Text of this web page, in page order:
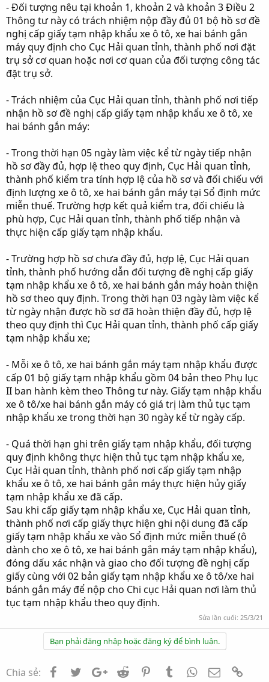
- Đối tượng nêu tại khoản 1, khoản 2 và khoản 3 Điều 2
Thông tư này có trách nhiệm nộp đầy đủ 01 bộ hồ sơ đề
nghị cấp giấy tạm nhập khẩu xe ô tô, xe hai bánh gắn
máy quy định cho Cục Hải quan tỉnh, thành phố nơi đặt
trụ sở cơ quan hoặc nơi cơ quan của đối tượng công tác
đặt trụ sở.
- Trách nhiệm của Cục Hải quan tỉnh, thành phố nơi tiếp
nhận hồ sơ đề nghị cấp giấy tạm nhập khẩu xe ô tô, xe
hai bánh gắn máy:
- Trong thời hạn 05 ngày làm việc kể từ ngày tiếp nhận
hồ sơ đầy đủ, hợp lệ theo quy định, Cục Hải quan tỉnh,
thành phố kiểm tra tính hợp lệ của hồ sơ và đối chiếu với
định lượng xe ô tô, xe hai bánh gắn máy tại Sổ định mức
miễn thuế. Trường hợp kết quả kiểm tra, đối chiếu là
phù hợp, Cục Hải quan tỉnh, thành phố tiếp nhận và
thực hiện cấp giấy tạm nhập khẩu.
- Trường hợp hồ sơ chưa đầy đủ, hợp lệ, Cục Hải quan
tỉnh, thành phố hướng dẫn đối tượng đề nghị cấp giấy
tạm nhập khẩu xe ô tô, xe hai bánh gắn máy hoàn thiện
hồ sơ theo quy định. Trong thời hạn 03 ngày làm việc kể
từ ngày nhận được hồ sơ đã hoàn thiện đầy đủ, hợp lệ
theo quy định thì Cục Hải quan tỉnh, thành phố cấp giấy
tạm nhập khẩu xe;
- Mỗi xe ô tô, xe hai bánh gắn máy tạm nhập khẩu được
cấp 01 bộ giấy tạm nhập khẩu gồm 04 bản theo Phụ lục
II ban hành kèm theo Thông tư này. Giấy tạm nhập khẩu
xe ô tô/xe hai bánh gắn máy có giá trị làm thủ tục tạm
nhập khẩu xe trong thời hạn 30 ngày kể từ ngày cấp.
- Quá thời hạn ghi trên giấy tạm nhập khẩu, đối tượng
quy định không thực hiện thủ tục tạm nhập khẩu xe,
Cục Hải quan tỉnh, thành phố nơi cấp giấy tạm nhập
khẩu xe ô tô, xe hai bánh gắn máy thực hiện hủy giấy
tạm nhập khẩu xe đã cấp.
Sau khi cấp giấy tạm nhập khẩu xe, Cục Hải quan tỉnh,
thành phố nơi cấp giấy thực hiện ghi nội dung đã cấp
giấy tạm nhập khẩu xe vào Sổ định mức miễn thuế (ô
dành cho xe ô tô, xe hai bánh gắn máy tạm nhập khẩu),
đóng dấu xác nhận và giao cho đối tượng đề nghị cấp
giấy cùng với 02 bản giấy tạm nhập khẩu xe ô tô/xe hai
bánh gắn máy để nộp cho Chi cục Hải quan nơi làm thủ
tục tạm nhập khẩu theo quy định.
Sửa lần cuối: 25/3/21
Bạn phải đăng nhập hoặc đăng ký để bình luận.
Chia sẻ: FacebookTwitterGoogle+
Reddit PinterestTumblrWhatsApp
Email